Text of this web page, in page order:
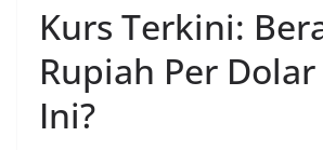
Kurs Terkini:
Rupiah Per Dolar
Ini?